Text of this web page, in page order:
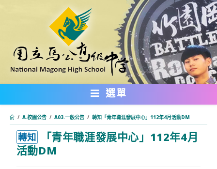
內
選單
/ A.校園公告 / A03.一般公告 / 轉知「青年職涯發展中心」112年4月活動DM
轉知
「青年職涯發展中心」112年4月
活動DM